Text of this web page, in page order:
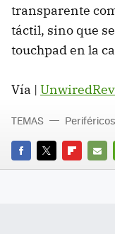
transparente
táctil, sino que
touchpad en la
Vía |
FACEBOOK
TWITTERFLIPBOARD
E-
TEMAS Periféricos